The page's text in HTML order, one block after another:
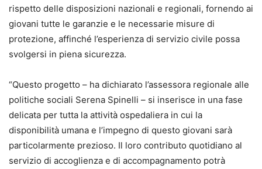
rispetto delle disposizioni nazionali e regionali, fornendo ai
giovani tutte le garanzie e le necessarie misure di
protezione, affinché l’esperienza di servizio civile possa
svolgersi in piena sicurezza.
“Questo progetto – ha dichiarato l’assessora regionale alle
politiche sociali Serena Spinelli – si inserisce in una fase
delicata per tutta la attività ospedaliera in cui la
disponibilità umana e l’impegno di questo giovani sarà
particolarmente prezioso. Il loro contributo quotidiano al
servizio di accoglienza e di accompagnamento potrà